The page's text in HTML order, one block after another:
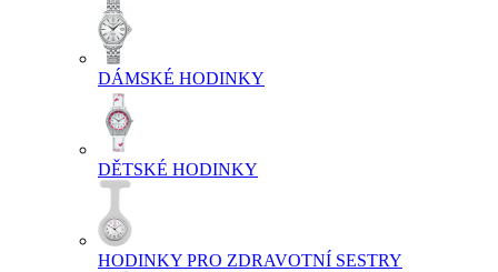
DÁMSKÉ HODINKY
DĚTSKÉ HODINKY
HODINKY PRO ZDRAVOTNÍ SESTRY